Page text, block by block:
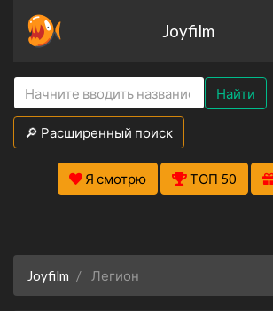
Joyfilm
Найти
🔎 Расширенный поиск
Я смотрю ТОП 50
Joyfilm Легион